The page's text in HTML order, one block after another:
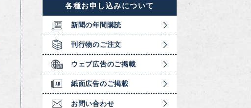
各種お申し込みについて
新聞の年間購読
刊行物のご注文
ウェブ広告のご掲載
紙面広告のご掲載
お問い合わせ